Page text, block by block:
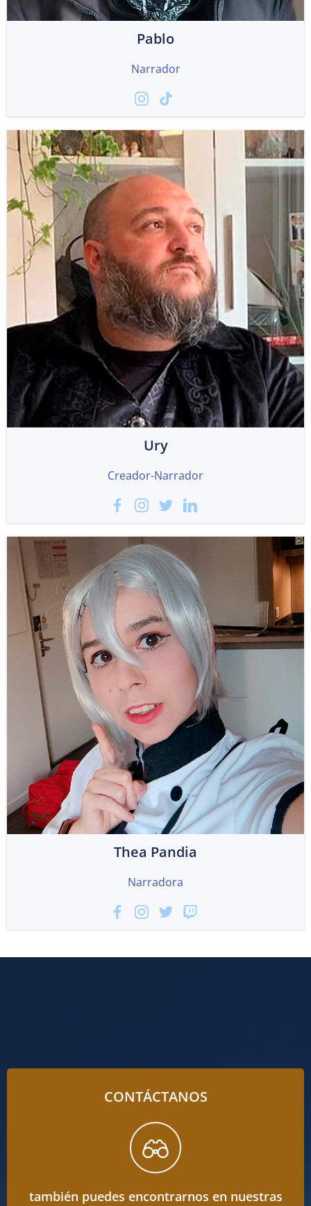
Pablo
Narrador
Ury
Creador-Narrador
Thea Pandia
Narradora
CONTÁCTANOS
también puedes encontrarnos en nuestras